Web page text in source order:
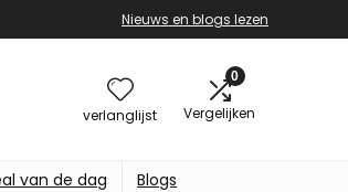
Nieuws en blogs lezen
verlanglijst
0
Vergelijken
van de dag Blogs